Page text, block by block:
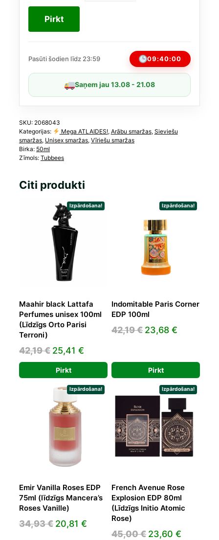
16,00 €.
14,40 €.
daudzums
Pirkt
Pasūti šodien līdz 23:59 09:39:59
Saņem jau 13.08 - 21.08
SKU: 2068043
Kategorijas:
Mega ATLAIDES!, Arābu smaržas, Sieviešu
smaržas, Unisex smaržas, Vīriešu smaržas
Birka: 50ml
Zīmols: Tubbees
Citi produkti
Izpārdošana!
Maahir black Lattafa
Perfumes unisex 100ml
(Līdzīgs Orto Parisi
Terroni)
42,19€ Original
price
was:
42,19 €.
25,41 €
price
is:
25,41 €.
Pirkt
Izpārdošana!
Indomitable Paris Corner
EDP 100ml
42,19€ Original
42,19 €.
23,68 €
Pirkt
Izpārdošana!
Emir Vanilla Roses EDP
75ml (līdzīgs Mancera’s
Roses Vanille)
34,93€ Original
20,81 € Current
Izpārdošana!
French Avenue Rose
Explosion EDP 80ml
(Līdzīgs Initio Atomic
Rose)
45,00€ Original
23,60 €